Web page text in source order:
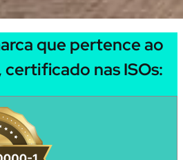
que pertence ao
nas ISOs: